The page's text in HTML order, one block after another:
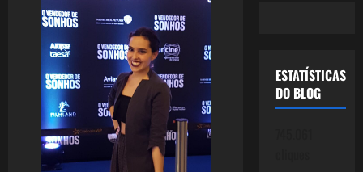
ESTATÍSTICAS
DO BLOG